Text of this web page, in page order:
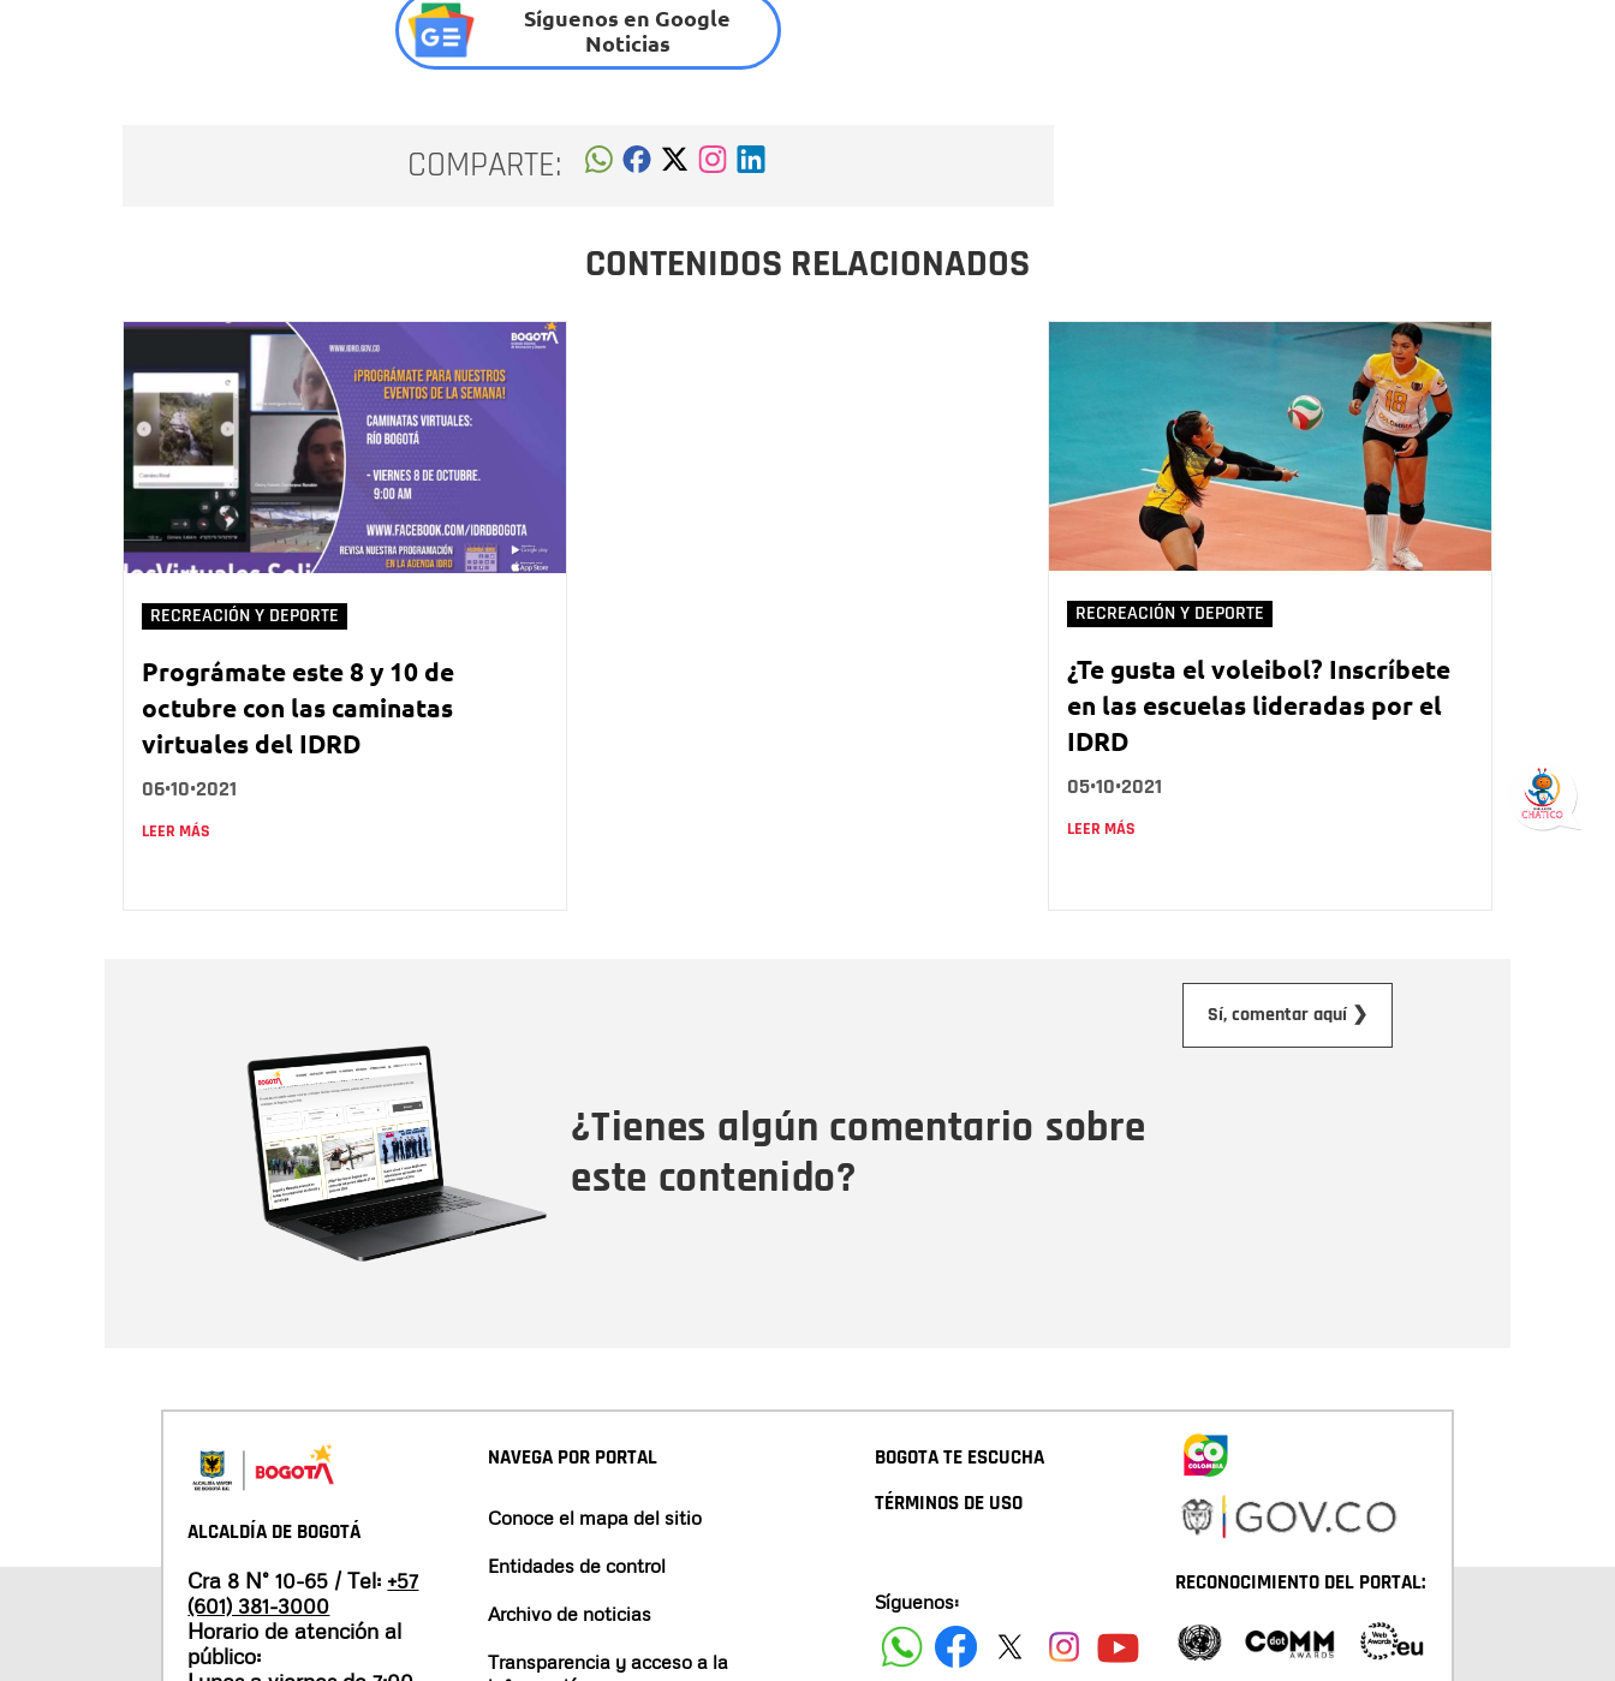
Síguenos en Google
Noticias
COMPARTE:
CONTENIDOS RELACIONADOS
RECREACIÓN Y DEPORTE
Prográmate este 8 y 10 de
octubre con las caminatas
virtuales del IDRD
06•10•2021
LEER MÁS
RECREACIÓN Y DEPORTE
¿Te gusta el voleibol? Inscríbete
en las escuelas lideradas por el
IDRD
05•10•2021
LEER MÁS
¿Tienes algún comentario sobre
este contenido?
Sí, comentar aquí ❯
ALCALDÍA DE BOGOTÁ
Cra 8 N° 10-65 / Tel: +57
(601) 381-3000
Horario de atención al
público:
NAVEGA POR PORTAL
Conoce el mapa del sitio
Entidades de control
Archivo de noticias
Transparencia y acceso a la
BOGOTA TE ESCUCHA
TÉRMINOS DE USO
Síguenos:
RECONOCIMIENTO DEL PORTAL: